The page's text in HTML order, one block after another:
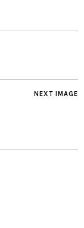
NEXT IMAGE